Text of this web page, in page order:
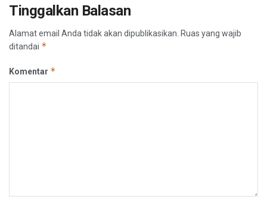
Tinggalkan Balasan
Alamat email Anda tidak akan dipublikasikan. Ruas yang wajib
ditandai *
Komentar *